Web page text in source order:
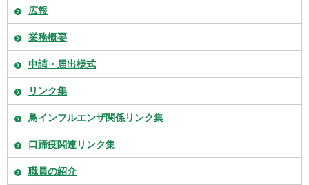
広報
業務概要
申請・届出様式
リンク集
鳥インフルエンザ関係リンク集
口蹄疫関連リンク集
職員の紹介